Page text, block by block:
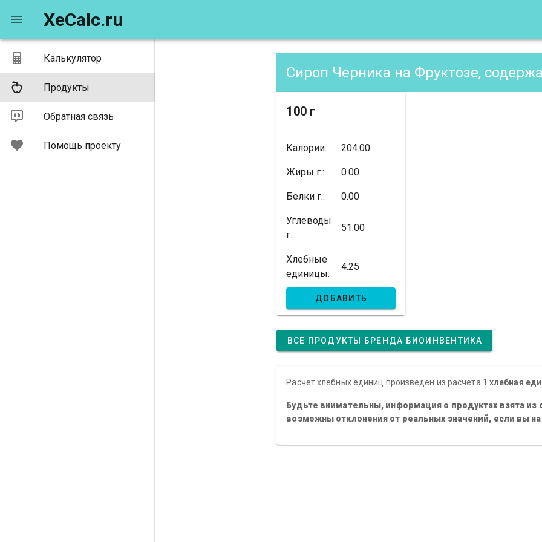
Калькулятор
Продукты
Обратная связь
Помощь проекту
XeCalc.ru
Сироп Черника на Фруктозе,
100 г
Калории: 204.00
Жиры г.: 0.00
Белки г.: 0.00
Углеводы
г.:
51.00
Хлебные
единицы:
4.25
ДОБАВИТЬ
ВСЕ ПРОДУКТЫ БРЕНДА БИОИНВЕНТИКА
Расчет хлебных единиц произведен из расчета 1 хлебная
Будьте внимательны, информация о продуктах взята из
возможны отклонения от реальных значений, если вы